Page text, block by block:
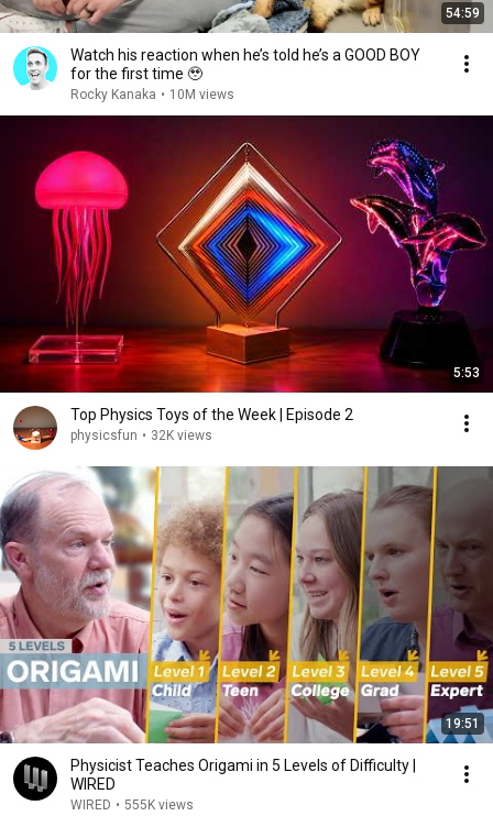
54:59
Watch his reaction when he’s told he’s a GOOD BOY
for the first time 🥹
Rocky Kanaka • 10M views
5:53
Top Physics Toys of the Week | Episode 2
physicsfun • 32K views
19:51
Physicist Teaches Origami in 5 Levels of Difficulty |
WIRED
WIRED • 555K views